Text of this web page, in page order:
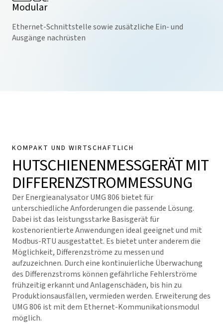
Modular
Ethernet-Schnittstelle sowie zusätzliche Ein- und
Ausgänge nachrüsten
KOMPAKT UND WIRTSCHAFTLICH
HUTSCHIENENMESSGERÄT MIT
DIFFERENZSTROMMESSUNG
Der Energieanalysator UMG 806 bietet für
unterschiedliche Anforderungen die passende Lösung.
Dabei ist das leistungsstarke Basisgerät für
kostenorientierte Anwendungen ideal geeignet und mit
Modbus-RTU ausgestattet. Es bietet unter anderem die
Möglichkeit, Differenzströme zu messen und
aufzuzeichnen. Durch eine kontinuierliche Überwachung
des Differenzstroms können gefährliche Fehlerströme
frühzeitig erkannt und Anlagenschäden, bis hin zu
Produktionsausfällen, vermieden werden. Erweiterung des
UMG 806 ist mit dem Ethernet-Kommunikationsmodul
möglich.